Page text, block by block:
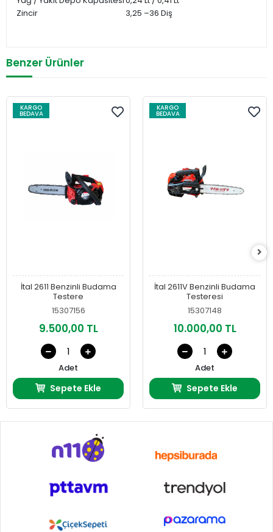
Zincir
3,25 –36 Diş
Benzer Ürünler
KARGO
BEDAVA
İtal 2611 Benzinli Budama
Testere
15307156
9.500,00 TL
Adet
Sepete Ekle
KARGO
BEDAVA
İtal 2611V Benzinli Budama
Testeresi
15307148
10.000,00 TL
Adet
Sepete Ekle